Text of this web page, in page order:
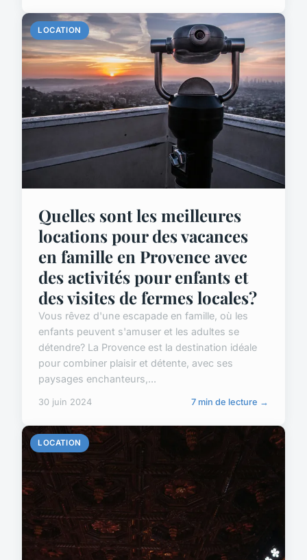
LOCATION
Quelles sont les meilleures
locations pour des vacances
en famille en Provence avec
des activités pour enfants et
des visites de fermes locales?
Vous rêvez d'une escapade en famille, où les
enfants peuvent s'amuser et les adultes se
détendre? La Provence est la destination idéale
pour combiner plaisir et détente, avec ses
paysages enchanteurs,...
30 juin 2024 7 min de lecture →
LOCATION